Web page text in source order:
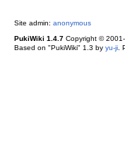
Site admin: anonymous
PukiWiki 1.4.7Copyright ©
Based on "PukiWiki" 1.3 by yu-ji.